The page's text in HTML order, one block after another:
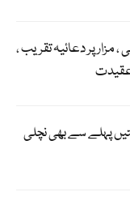
کی 68 ویں برسی ، مزار پر دعائیہ تقریب ،
عقیدت
پہلے سے بھی نچلی